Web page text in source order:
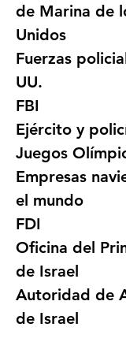
de Marina de
Unidos
Fuerzas
UU.
FBI
Ejército y
Juegos
Empresas
el mundo
FDI
Oficina del
de Israel
Autoridad de
de Israel